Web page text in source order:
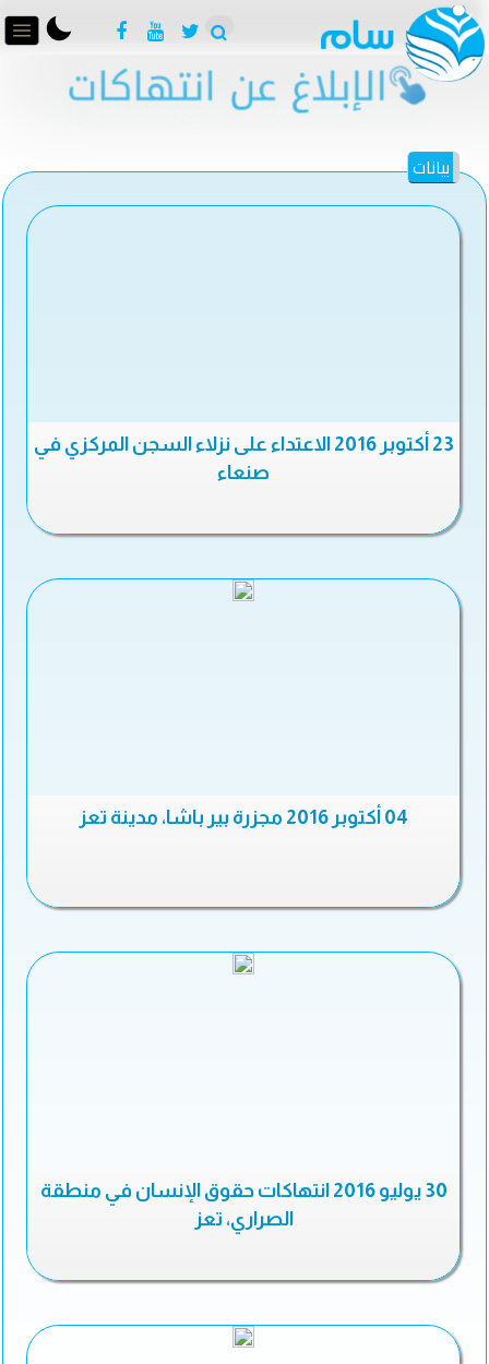
بيانات
23 أكتوبر 2016 الاعتداء على نزلاء السجن المركزي في
صنعاء
04 أكتوبر 2016 مجزرة بير باشا، مدينة تعز
30 يوليو 2016 انتهاكات حقوق الإنسان في منطقة
الصراري، تعز